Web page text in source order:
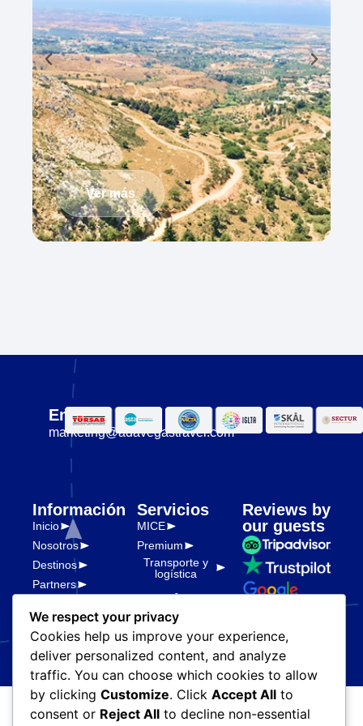
Ver más
Email
marketing@adavegastravel.com
Información
Inicio
Nosotros
Destinos
Partners
Servicios
MICE
Premium
Transporte y
logística
Legal
Políticas de
Reviews by
our guests
© Ada Vegas Travel. Todos
We respect your privacy
Cookies help us improve your experience,
deliver personalized content, and analyze
traffic. You can choose which cookies to allow
by clicking Customize. Click Accept All to
consent or Reject All to decline non-essential